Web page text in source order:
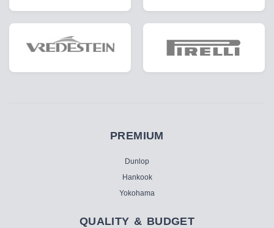
PREMIUM
Dunlop
Hankook
Yokohama
QUALITY & BUDGET